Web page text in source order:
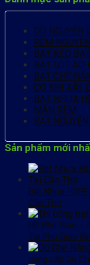
DÙ NGUYỄN
RÈM
BẠT KÉO
BẠT LÓT AO
BẠT CHE
CƠ KHI XÂY
BẠT NHỰA
MÀN RÈM
BẠT
Sản phẩm mới
Bạt Nhựa
Cần Thơ
Hồ Phú Giáo –
Tại Phú Giáo
cung cấp Dù